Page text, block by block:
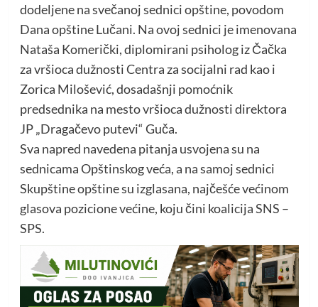
dodeljene na svečanoj sednici opštine, povodom
Dana opštine Lučani. Na ovoj sednici je imenovana
Nataša Komerički, diplomirani psiholog iz Čačka
za vršioca dužnosti Centra za socijalni rad kao i
Zorica Milošević, dosadašnji pomoćnik
predsednika na mesto vršioca dužnosti direktora
JP „Dragačevo putevi“ Guča.
Sva napred navedena pitanja usvojena su na
sednicama Opštinskog veća, a na samoj sednici
Skupštine opštine su izglasana, najčešće većinom
glasova pozicione većine, koju čini koalicija SNS –
SPS.